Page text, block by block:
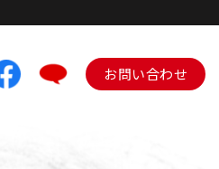
お問い合わせ